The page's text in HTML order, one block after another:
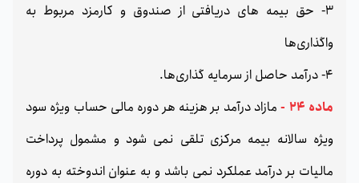
3- حق بیمه های دریافتی از صندوق و کارمزد مربوط به
واگذاری‌ها
4- درآمد حاصل از سرمایه گذاری‌ها.
ماده 24 -
مازاد درآمد بر هزینه هر دوره مالی حساب ویژه سود
ویژه سالانه بیمه مرکزی تلقی نمی شود و مشمول پرداخت
مالیات بر درآمد عملکرد نمی باشد و به عنوان اندوخته به دوره